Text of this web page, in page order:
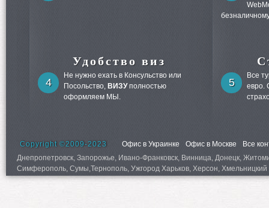
Удобство виз
4
Не нужно ехать в Консульство или
Посольство, ВИЗУполностью
оформляем МЫ.
5
Все
евро.
Copyright ©2009-2023 Офис в Украинке Офис в Москве
Все
Днепропетровск, Запорожье, Ивано-Франковск, Винница, Донецк,
Симферополь, Сумы,Тернополь, Ужгород Харьков, Херсон,